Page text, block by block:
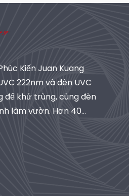
Kiến Juan Kuang
222nm và đèn UVC
để khử trùng, cùng đèn
làm vườn. Hơn 40
giải pháp do R&D